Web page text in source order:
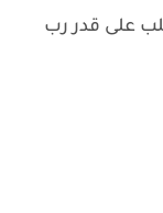
على قدر رب